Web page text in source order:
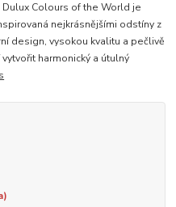
Dulux Colours of the World je
nejkrásnějšími odstíny z
design, vysokou kvalitu a pečlivě
harmonický a útulný